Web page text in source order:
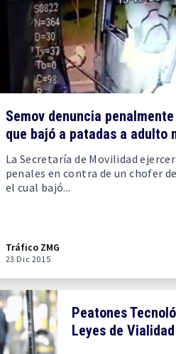
Semov denuncia
que bajó a patadas a adulto
La Secretaría de Movilidad
penales en contra de un chofer
el cual bajó...
Tráfico ZMG
23 Dic 2015
Peatones
Leyes de Vialidad